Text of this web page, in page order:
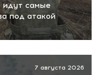
идут самые
под атакой
7 августа 2026